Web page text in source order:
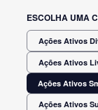
ESCOLHA UMA
Ações Ativos
Ações Ativos
Ações Ativos
Ações Ativos